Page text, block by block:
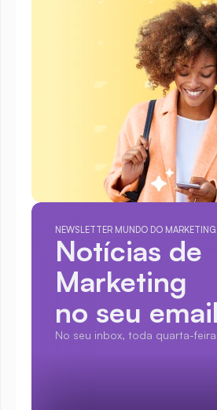
NEWSLETTER MUNDO DO MARKETING
Notícias de
Marketing
no seu email
No seu inbox, toda quarta-